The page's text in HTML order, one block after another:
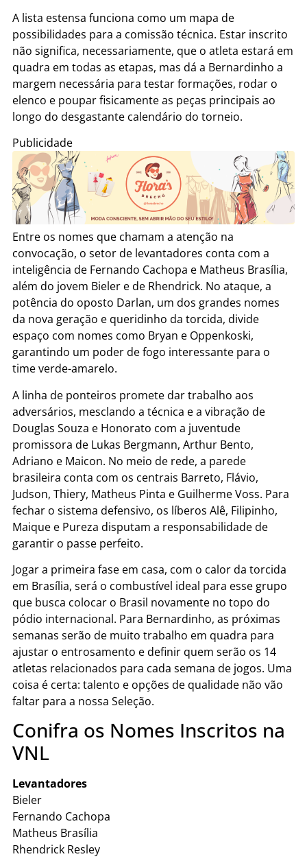
A lista estensa funciona como um mapa de
possibilidades para a comissão técnica. Estar inscrito
não significa, necessariamente, que o atleta estará em
quadra em todas as etapas, mas dá a Bernardinho a
margem necessária para testar formações, rodar o
elenco e poupar fisicamente as peças principais ao
longo do desgastante calendário do torneio.
Publicidade
Entre os nomes que chamam a atenção na
convocação, o setor de levantadores conta com a
inteligência de Fernando Cachopa e Matheus Brasília,
além do jovem Bieler e de Rhendrick. No ataque, a
potência do oposto Darlan, um dos grandes nomes
da nova geração e queridinho da torcida, divide
espaço com nomes como Bryan e Oppenkoski,
garantindo um poder de fogo interessante para o
time verde-amarelo.
A linha de ponteiros promete dar trabalho aos
adversários, mesclando a técnica e a vibração de
Douglas Souza e Honorato com a juventude
promissora de Lukas Bergmann, Arthur Bento,
Adriano e Maicon. No meio de rede, a parede
brasileira conta com os centrais Barreto, Flávio,
Judson, Thiery, Matheus Pinta e Guilherme Voss. Para
fechar o sistema defensivo, os líberos Alê, Filipinho,
Maique e Pureza disputam a responsabilidade de
garantir o passe perfeito.
Jogar a primeira fase em casa, com o calor da torcida
em Brasília, será o combustível ideal para esse grupo
que busca colocar o Brasil novamente no topo do
pódio internacional. Para Bernardinho, as próximas
semanas serão de muito trabalho em quadra para
ajustar o entrosamento e definir quem serão os 14
atletas relacionados para cada semana de jogos. Uma
coisa é certa: talento e opções de qualidade não vão
faltar para a nossa Seleção.
Conifra os Nomes Inscritos na
VNL
Levantadores
Bieler
Fernando Cachopa
Matheus Brasília
Rhendrick Resley